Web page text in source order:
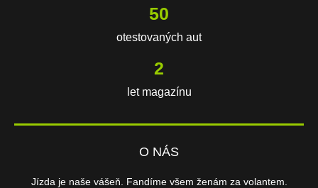
108
otestovaných aut
3
let magazínu
O NÁS
Jízda je naše vášeň. Fandíme všem ženám za volantem.